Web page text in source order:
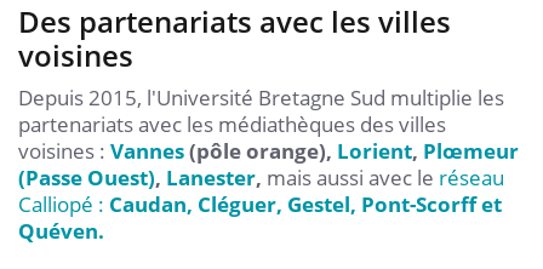
Des partenariats avec les villes
voisines
Depuis 2015, l'Université Bretagne Sud multiplie les
partenariats avec les médiathèques des villes
voisines : Vannes(pôle orange), Lorient, Plœmeur
(Passe Ouest), Lanester, mais aussi avec le réseau
Calliopé : Caudan, Cléguer, Gestel, Pont-Scorff et
Quéven.